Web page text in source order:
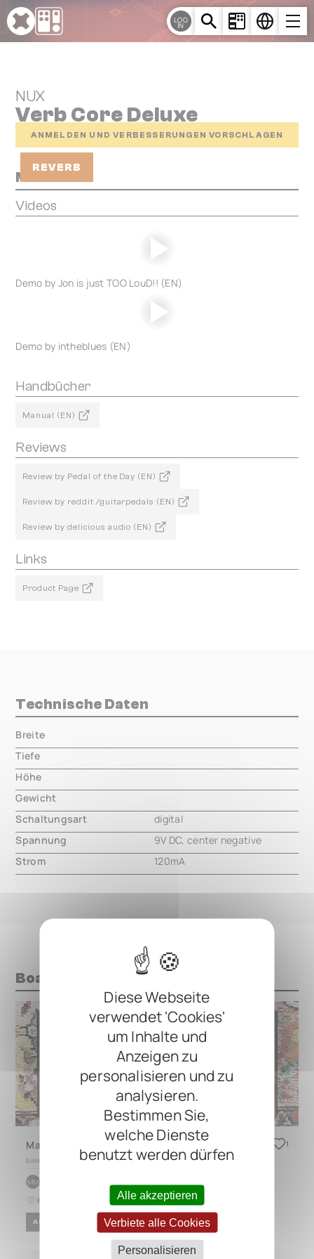
Cookie-Einstellungen
Diese Webseite
verwendet 'Cookies'
um Inhalte und
Anzeigen zu
personalisieren und zu
analysieren.
Bestimmen Sie,
welche Dienste
benutzt werden dürfen
Alle akzeptieren
Verbiete alle Cookies
Personalisieren
LOG
IN
NUX
Verb Core Deluxe
ANMELDEN UND VERBESSERUNGEN VORSCHLAGEN
REVERB
Media
Videos
Demo by Jon is just TOO LouD!! (EN)
Demo by intheblues (EN)
Handbücher
Manual (EN)
Reviews
Review by Pedal of the Day (EN)
Review by reddit /guitarpedals (EN)
Review by delicious audio (EN)
Links
Product Page
Technische Daten
Breite
Tiefe
Höhe
Gewicht
Schaltungsart
digital
Spannung
9V DC, center negative
Strom
120mA
Boards mit diesem Pedal
MaryByrd 2026
based on QUAD 4.4
MM
84
AMBIENT JAZZ ROCK
1